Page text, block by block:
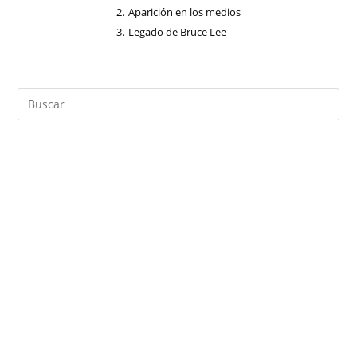
2. Aparición en los medios
3. Legado de Bruce Lee